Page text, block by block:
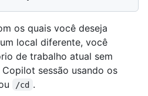
os quais você deseja
local diferente, você
de trabalho atual sem
sessão usando os
/cd .